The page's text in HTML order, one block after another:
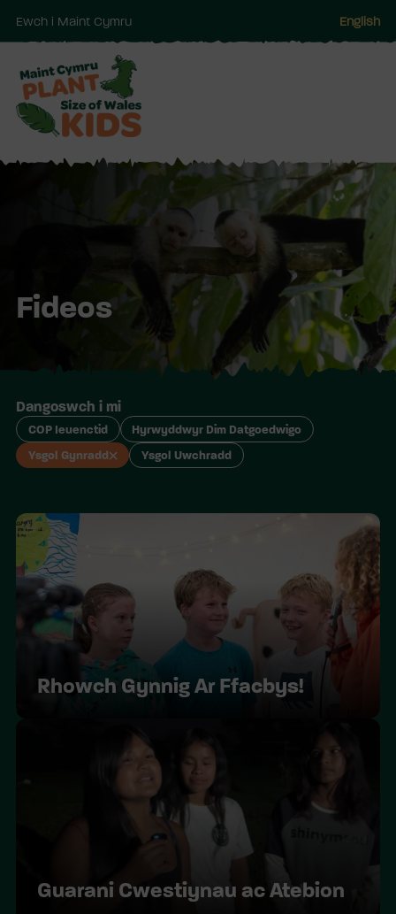
Neidio
i'r
gynnwy
Ewch i Maint Cymru English
Fideos
Dangoswch i mi
COP Ieuenctid Hyrwyddwyr Dim Datgoedwigo
Ysgol Gynradd Ysgol Uwchradd
Rhowch Gynnig Ar Ffacbys!
Guarani Cwestiynau ac Atebion